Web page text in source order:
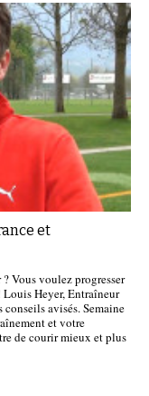
et
Vous voulez progresser
Louis Heyer, Entraîneur
avisés. Semaine
et votre
de courir mieux et plus